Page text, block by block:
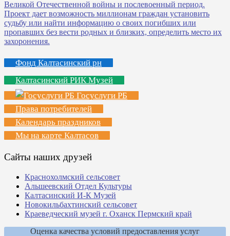
Фонд Калтасинский рн
Калтасинский РИК Музей
Госуслуги РБ
Права потребителей
Календарь праздников
Мы на карте Калтасов
Сайты наших друзей
Краснохолмский сельсовет
Альшеевский Отдел Культуры
Калтасинский И-К Музей
Новокильбахтинский сельсовет
Краеведческий музей г. Оханск Пермский край
Оценка качества условий предоставления услуг